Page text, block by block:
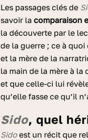
Les passages clés de
savoir lacomparaison
la découverte par le
de la guerre ; ce à
et la mère de la
la main de la mère à
et que celle-ci lui
qu’elle fasse ce qu’il
Sido, quel
Sido est un récit que